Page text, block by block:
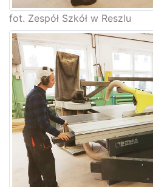
fot. Zespół Szkół w Reszlu